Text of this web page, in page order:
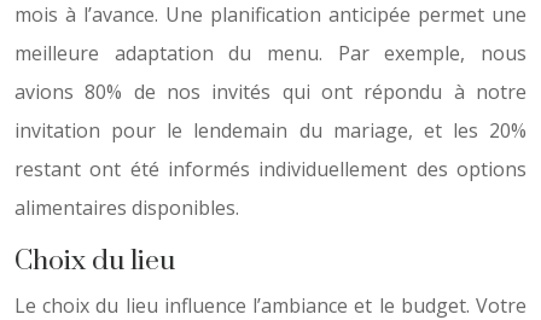
mois à l’avance. Une planification anticipée permet une
meilleure adaptation du menu. Par exemple, nous
avions 80% de nos invités qui ont répondu à notre
invitation pour le lendemain du mariage, et les 20%
restant ont été informés individuellement des options
alimentaires disponibles.
Choix du lieu
Le choix du lieu influence l’ambiance et le budget. Votre